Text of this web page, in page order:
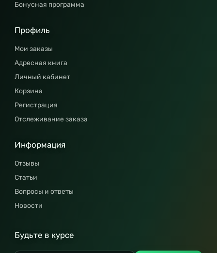
Бонусная программа
Профиль
Мои заказы
Адресная книга
Личный кабинет
Корзина
Регистрация
Отслеживание заказа
Информация
Отзывы
Статьи
Вопросы и ответы
Новости
Будьте в курсе